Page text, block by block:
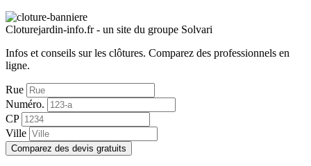
Cloturejardin-info.fr - un site du groupe Solvari
Infos et conseils sur les clôtures. Comparez des professionnels en
ligne.
Rue
Numéro.
CP
Ville
Comparez des devis gratuits